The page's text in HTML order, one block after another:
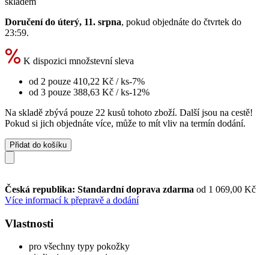
Doručení do úterý, 11. srpna, pokud objednáte do čtvrtek do
23:59.
K dispozici množstevní sleva
od 2 pouze 410,22 Kč / ks-7%
od 3 pouze 388,63 Kč / ks-12%
Na skladě zbývá pouze 22 kusů tohoto zboží. Další jsou na cestě!
Pokud si jich objednáte více, může to mít vliv na termín dodání.
Přidat do košíku
Česká republika: Standardní doprava zdarma od 1 069,00 Kč
Více informací k přepravě a dodání
Vlastnosti
pro všechny typy pokožky